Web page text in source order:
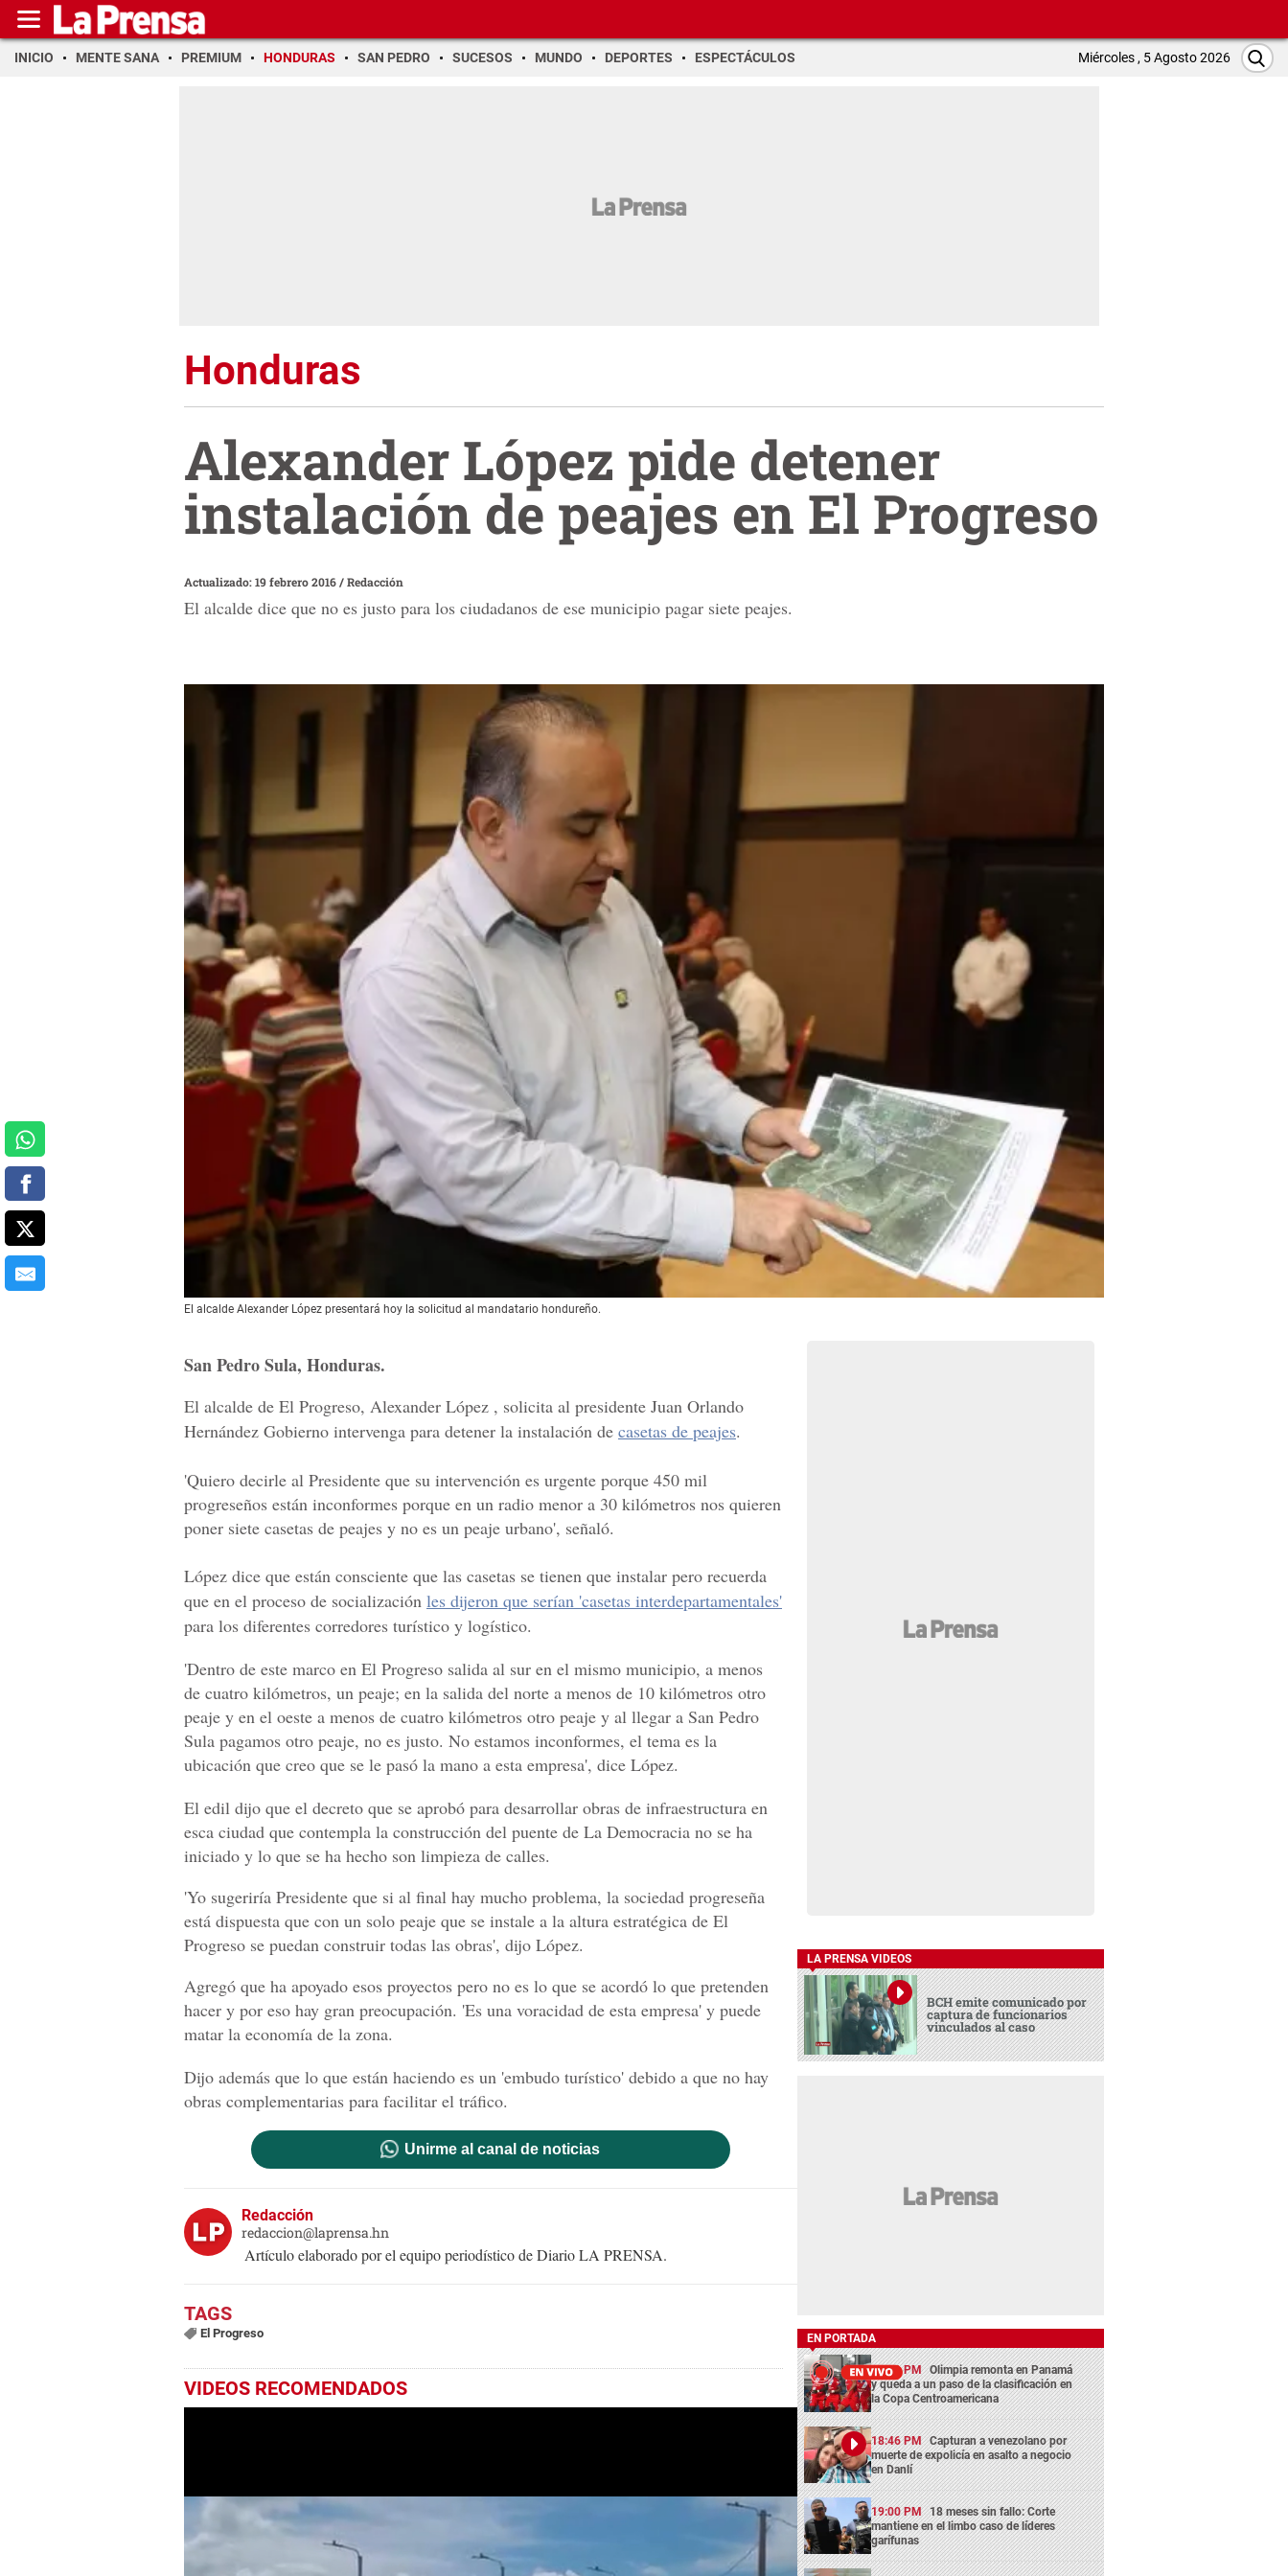
INICIO MENTE SANA PREMIUM HONDURAS SAN PEDRO SUCESOS MUNDO DEPORTES ESPECTÁCULOS Miércoles , 5 Agosto 2026
Honduras
Alexander López pide detener
instalación de peajes en El Progreso
Actualizado: 19 febrero 2016/Redacción
El alcalde dice que no es justo para los ciudadanos de ese municipio pagar siete peajes.
El alcalde Alexander López presentará hoy la solicitud al mandatario hondureño.
San Pedro Sula, Honduras.
El alcalde de El Progreso, Alexander López , solicita al presidente Juan Orlando
Hernández Gobierno intervenga para detener la instalación de casetas de peajes.
'Quiero decirle al Presidente que su intervención es urgente porque 450 mil
progreseños están inconformes porque en un radio menor a 30 kilómetros nos quieren
poner siete casetas de peajes y no es un peaje urbano', señaló.
López dice que están consciente que las casetas se tienen que instalar pero recuerda
que en el proceso de socialización les dijeron que serían 'casetas interdepartamentales'
para los diferentes corredores turístico y logístico.
'Dentro de este marco en El Progreso salida al sur en el mismo municipio, a menos
de cuatro kilómetros, un peaje; en la salida del norte a menos de 10 kilómetros otro
peaje y en el oeste a menos de cuatro kilómetros otro peaje y al llegar a San Pedro
Sula pagamos otro peaje, no es justo. No estamos inconformes, el tema es la
ubicación que creo que se le pasó la mano a esta empresa', dice López.
El edil dijo que el decreto que se aprobó para desarrollar obras de infraestructura en
esca ciudad que contempla la construcción del puente de La Democracia no se ha
iniciado y lo que se ha hecho son limpieza de calles.
'Yo sugeriría Presidente que si al final hay mucho problema, la sociedad progreseña
está dispuesta que con un solo peaje que se instale a la altura estratégica de El
Progreso se puedan construir todas las obras', dijo López.
Agregó que ha apoyado esos proyectos pero no es lo que se acordó lo que pretenden
hacer y por eso hay gran preocupación. 'Es una voracidad de esta empresa' y puede
matar la economía de la zona.
Dijo además que lo que están haciendo es un 'embudo turístico' debido a que no hay
obras complementarias para facilitar el tráfico.
Unirme al canal de noticias
Redacción
redaccion@laprensa.hn
Artículo elaborado por el equipo periodístico de Diario LA PRENSA.
El Progreso
VIDEOS RECOMENDADOS
LA PRENSA VIDEOS
BCH emite comunicado por
captura de funcionarios
vinculados al caso
EN PORTADA
13:29 PM Olimpia remonta en Panamá
y queda a un paso de la clasificación en
la Copa Centroamericana
18:46 PM Capturan a venezolano por
muerte de expolicía en asalto a negocio
en Danlí
19:00 PM 18 meses sin fallo: Corte
mantiene en el limbo caso de líderes
garífunas